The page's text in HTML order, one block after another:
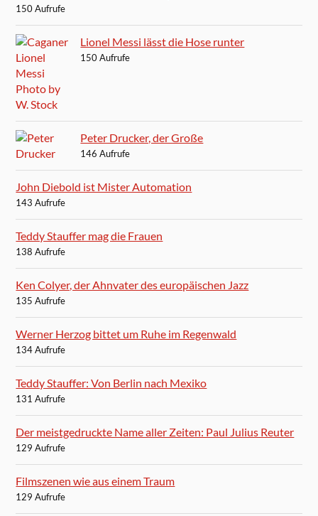
150 Aufrufe
Lionel Messi lässt die Hose runter
150 Aufrufe
Peter Drucker, der Große
146 Aufrufe
John Diebold ist Mister Automation
143 Aufrufe
Teddy Stauffer mag die Frauen
138 Aufrufe
Ken Colyer, der Ahnvater des europäischen Jazz
135 Aufrufe
Werner Herzog bittet um Ruhe im Regenwald
134 Aufrufe
Teddy Stauffer: Von Berlin nach Mexiko
131 Aufrufe
Der meistgedruckte Name aller Zeiten: Paul Julius Reuter
129 Aufrufe
Filmszenen wie aus einem Traum
129 Aufrufe